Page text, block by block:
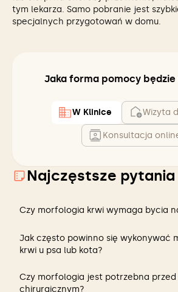
tym lekarza. Samo pobranie jest
specjalnych przygotowań w domu.
Jaka forma pomocy
W Klinice Wizyta
Konsultacja
Najczęstsze pytania
Czy morfologia krwi wymaga bycia
Tak — idealnie jest, jeśli zwierzę
czczo, ale w większości przypadków
krwi. Jednak jedzenie może zaburzać
parametry, więc warto odczekać 6–8
Jak często powinno się wykonywać
krwi u psa lub kota?
Zależy od wieku i stanu zdrowia. U
młodych bez problemów
Czy morfologia jest potrzebna przed
chirurgicznym?